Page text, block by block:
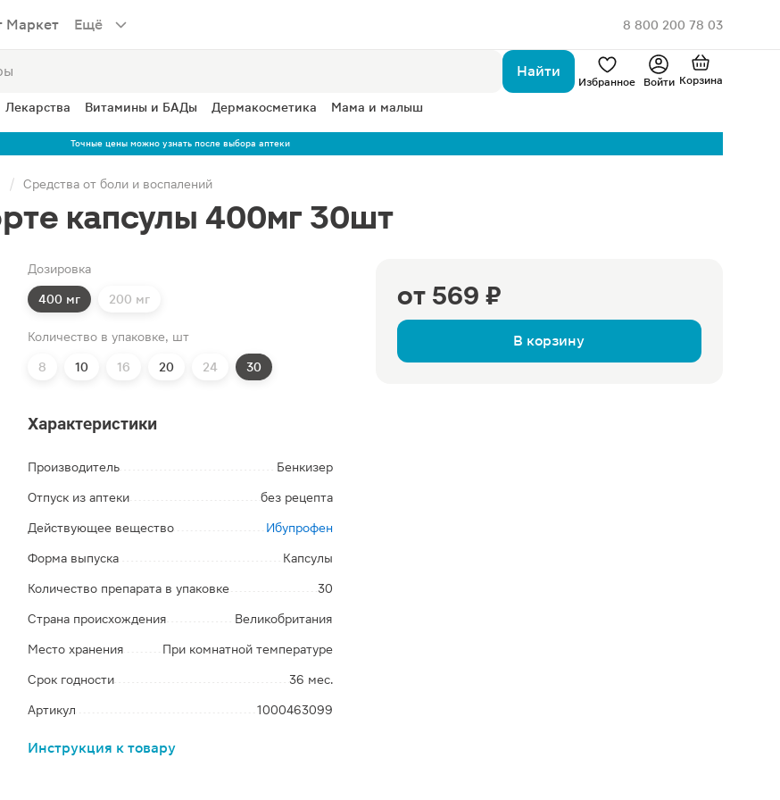
Маркет Ещё 8 800 200 78 03
Найти
Избранное Войти Корзина
Лекарства Витамины и БАДы Дермакосметика Мама и малыш
Точные цены можно узнать после выбора аптеки
Средства от боли и воспалений
капсулы 400мг 30шт
от 569 ₽
В корзину
Дозировка
400 мг 200 мг
Количество в упаковке, шт
8 10 16 20 24 30
Характеристики
Производитель Бенкизер
Отпуск из аптеки без рецепта
Действующее вещество Ибупрофен
Форма выпуска Капсулы
Количество препарата в упаковке 30
Страна происхождения Великобритания
Место хранения При комнатной температуре
Срок годности 36 мес.
Артикул 1000463099
Инструкция к товару